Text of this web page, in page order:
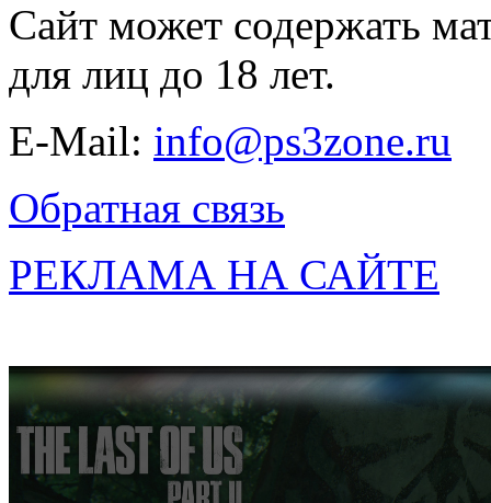
Сайт может содержать
для лиц до 18 лет.
E-Mail: info@ps3zone.ru
Обратная связь
РЕКЛАМА НА САЙТЕ